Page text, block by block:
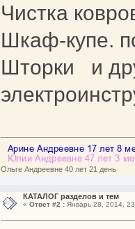
Чистка
Шкаф-купе.
Шторки и
Ольге Андреевне 40 лет 21 день
КАТАЛОГ разделов и тем
« Ответ #2 :Январь 28, 2014,